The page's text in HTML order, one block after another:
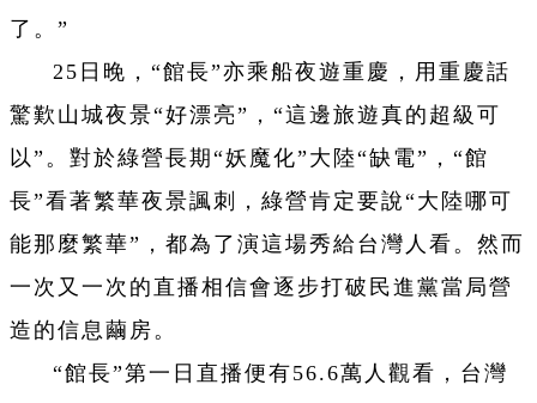
了。”
25日晚，“館長”亦乘船夜遊重慶，用重慶話
驚歎山城夜景“好漂亮”，“這邊旅遊真的超級可
以”。對於綠營長期“妖魔化”大陸“缺電”，“館
長”看著繁華夜景諷刺，綠營肯定要說“大陸哪可
能那麼繁華”，都為了演這場秀給台灣人看。然而
一次又一次的直播相信會逐步打破民進黨當局營
造的信息繭房。
“館長”第一日直播便有56.6萬人觀看，台灣